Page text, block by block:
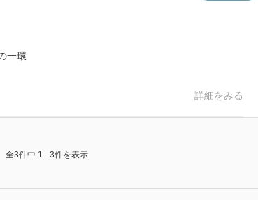
一環
詳細をみる
全3件中 1 - 3件を表示